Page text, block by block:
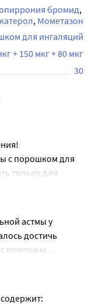
бромид
Мометазон
для ингаляций
+ 150 мкг + 80 мкг
30
с порошком для
только для
которое входит
устройство для
Капсулы нельзя
для ингаляций
из него
1 раз в сутки
астмы у
достичь
с помощью
ингаляционного
одно